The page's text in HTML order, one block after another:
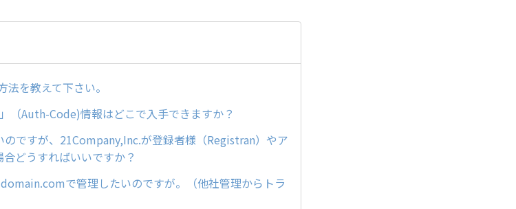
を教えて下さい。
（Auth-Code)情報はどこで入手できますか？
ですが、21Company,Inc.が登録者様（Registran）やア
どうすればいいですか？
で管理したいのですが。（他社管理からトラ